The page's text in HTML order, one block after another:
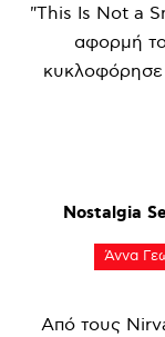
"This Is Not a
αφορμή
κυκλοφόρησε
Nostalgia
Άννα
Από τους